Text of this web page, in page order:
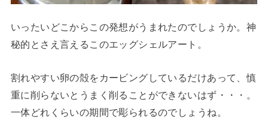
いったいどこからこの発想がうまれたのでしょうか。神
秘的とさえ言えるこのエッグシェルアート。
割れやすい卵の殻をカービングしているだけあって、慎
重に削らないとうまく削ることができないはず・・・。
一体どれくらいの期間で彫られるのでしょうね。